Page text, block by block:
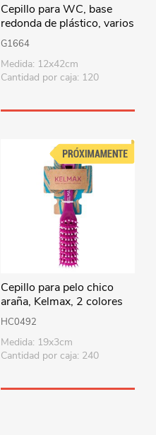
Cepillo para WC, base
redonda de plástico, varios
colores
G1664
Medida: 12x42cm
Cantidad por caja: 120
Cepillo para pelo chico
araña, Kelmax, 2 colores
HC0492
Medida: 19x3cm
Cantidad por caja: 240